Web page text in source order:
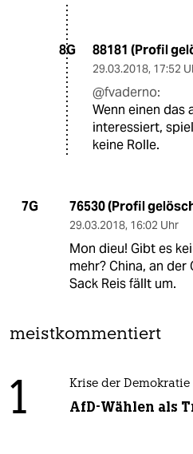
8G 88181 (Profil
29.03.2018, 17:52
@fvaderno:
Wenn einen das
interessiert,
keine Rolle.
7G 76530 (Profil
29.03.2018, 16:02 Uhr
Mon dieu! Gibt es
mehr? China, an der
Sack Reis fällt um.
meistkommentiert
1 Krise der Demokratie
AfD-Wählen als